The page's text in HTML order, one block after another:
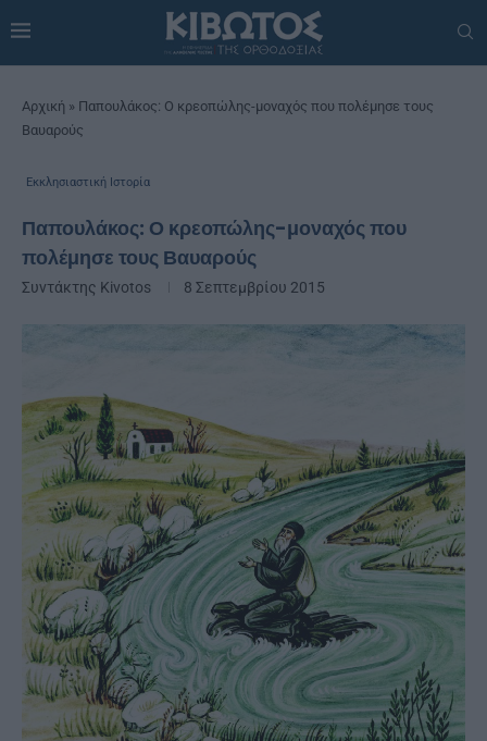
Αρχική » Παπουλάκος: Ο κρεοπώλης-μοναχός που πολέμησε τους
Βαυαρούς
Εκκλησιαστική Ιστορία
Παπουλάκος: Ο κρεοπώλης-μοναχός που
πολέμησε τους Βαυαρούς
Συντάκτης Kivotos 8 Σεπτεμβρίου 2015